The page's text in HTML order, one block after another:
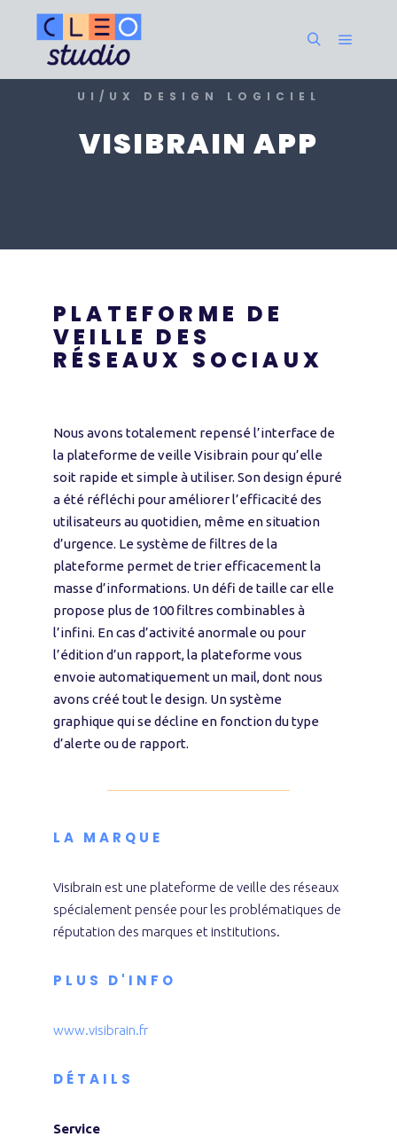
UI/UX DESIGN LOGICIEL
VISIBRAIN APP
PLATEFORME DE
VEILLE DES
RÉSEAUX SOCIAUX
Nous avons totalement repensé l’interface de
la plateforme de veille Visibrain pour qu’elle
soit rapide et simple à utiliser. Son design épuré
a été réfléchi pour améliorer l’efficacité des
utilisateurs au quotidien, même en situation
d’urgence. Le système de filtres de la
plateforme permet de trier efficacement la
masse d’informations. Un défi de taille car elle
propose plus de 100 filtres combinables à
l’infini. En cas d’activité anormale ou pour
l’édition d’un rapport, la plateforme vous
envoie automatiquement un mail, dont nous
avons créé tout le design. Un système
graphique qui se décline en fonction du type
d’alerte ou de rapport.
LA MARQUE
Visibrain est une plateforme de veille des réseaux
spécialement pensée pour les problématiques de
réputation des marques et institutions.
PLUS D'INFO
www.visibrain.fr
DÉTAILS
Service